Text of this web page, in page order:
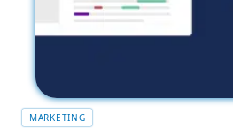
MARKETING